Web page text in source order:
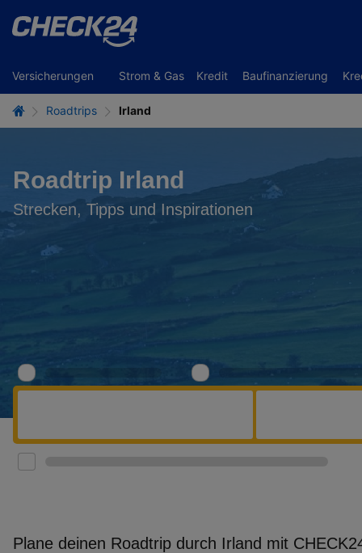
Versicherungen Strom & Gas Kredit Baufinanzierung
Roadtrips Irland
Roadtrip Irland
Strecken, Tipps und Inspirationen
Plane deinen Roadtrip durch Irland mit